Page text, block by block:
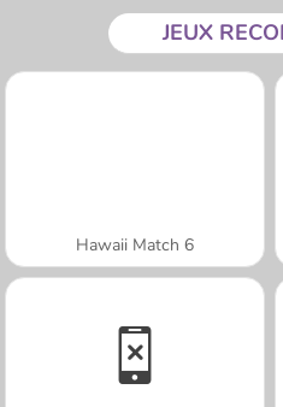
JEUX
Hawaii Match 6